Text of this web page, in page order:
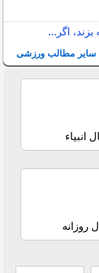
اگر...
سایر مطالب ورزشی
انبیاء
روزانه